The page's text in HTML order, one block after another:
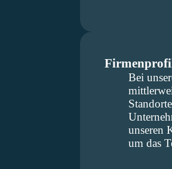
Bei
unseren
um das